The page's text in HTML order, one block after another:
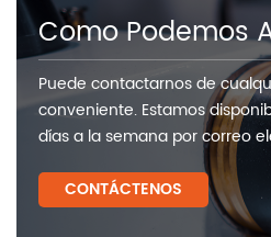
Como Podemos
Puede contactarnos de
conveniente. Estamos
días a la semana por correo
CONTÁCTENOS